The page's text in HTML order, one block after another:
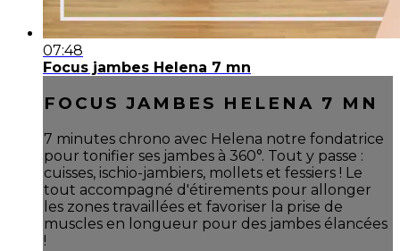
07:48
Focus jambes Helena 7 mn
FOCUS JAMBES HELENA 7 MN
7 minutes chrono avec Helena notre fondatrice
pour tonifier ses jambes à 360°. Tout y passe :
cuisses, ischio-jambiers, mollets et fessiers ! Le
tout accompagné d'étirements pour allonger
les zones travaillées et favoriser la prise de
muscles en longueur pour des jambes élancées
!